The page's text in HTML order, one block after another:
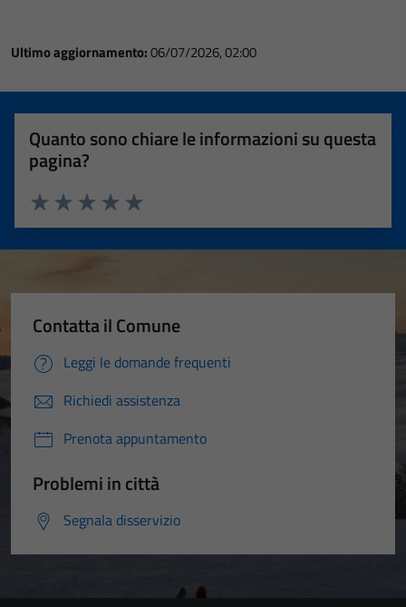
Ultimo aggiornamento:06/07/2026, 02:00
Quanto sono chiare le informazioni su questa
pagina?
Valuta 5 stelle su 5
Valuta 4 stelle su 5
Valuta 3 stelle su 5
Valuta 2 stelle su 5
Valuta 1 stelle su 5
Contatta il Comune
Leggi le domande frequenti
Richiedi assistenza
Prenota appuntamento
Problemi in città
Segnala disservizio